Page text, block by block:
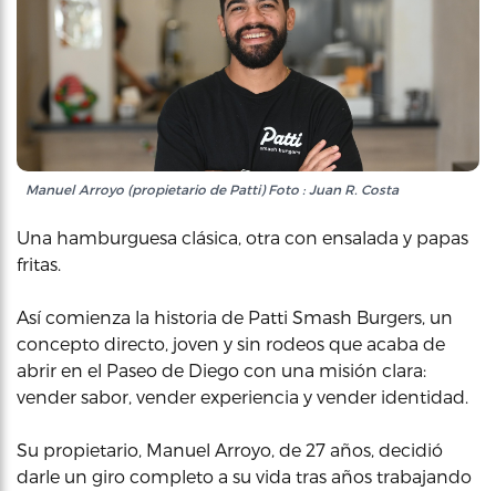
Manuel Arroyo (propietario de Patti) Foto : Juan R. Costa
Una hamburguesa clásica, otra con ensalada y papas
fritas.
Así comienza la historia de Patti Smash Burgers, un
concepto directo, joven y sin rodeos que acaba de
abrir en el Paseo de Diego con una misión clara:
vender sabor, vender experiencia y vender identidad.
Su propietario, Manuel Arroyo, de 27 años, decidió
darle un giro completo a su vida tras años trabajando